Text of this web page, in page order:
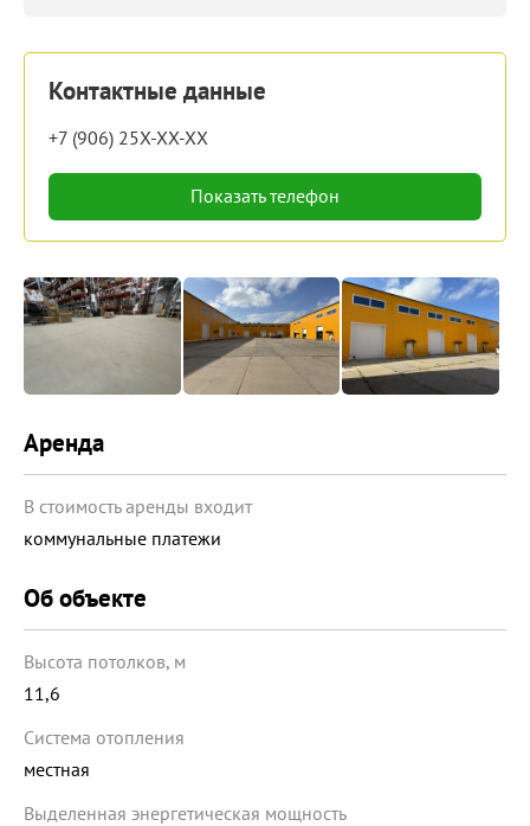
Контактные данные
+7 (906) 25X-XX-XX
Показать телефон
Аренда
В стоимость аренды входит
коммунальные платежи
Об объекте
Высота потолков, м
11,6
Система отопления
местная
Выделенная энергетическая мощность